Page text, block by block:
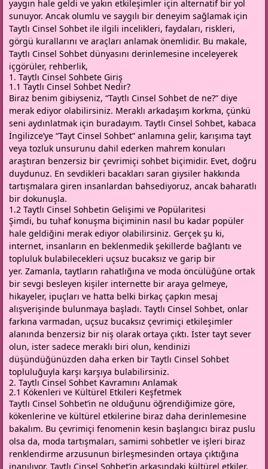
yaygın hale geldi ve yakın etkileşimler için alternatif bir yol
sunuyor. Ancak olumlu ve saygılı bir deneyim sağlamak için
Taytlı Cinsel Sohbet ile ilgili incelikleri, faydaları, riskleri,
görgü kurallarını ve araçları anlamak önemlidir. Bu makale,
Taytlı Cinsel Sohbet dünyasını derinlemesine inceleyerek
içgörüler, rehberlik,
1. Taytlı Cinsel Sohbete Giriş
1.1 Taytlı Cinsel Sohbet Nedir?
Biraz benim gibiyseniz, “Taytlı Cinsel Sohbet de ne?” diye
merak ediyor olabilirsiniz. Meraklı arkadaşım korkma, çünkü
seni aydınlatmak için buradayım. Taytlı Cinsel Sohbet, kabaca
İngilizce’ye “Tayt Cinsel Sohbet” anlamına gelir, karışıma tayt
veya tozluk unsurunu dahil ederken mahrem konuları
araştıran benzersiz bir çevrimiçi sohbet biçimidir. Evet, doğru
duydunuz. En sevdikleri bacakları saran giysiler hakkında
tartışmalara giren insanlardan bahsediyoruz, ancak baharatlı
bir dokunuşla.
1.2 Taytlı Cinsel Sohbetin Gelişimi ve Popülaritesi
Şimdi, bu tuhaf konuşma biçiminin nasıl bu kadar popüler
hale geldiğini merak ediyor olabilirsiniz. Gerçek şu ki,
internet, insanların en beklenmedik şekillerde bağlantı ve
topluluk bulabilecekleri uçsuz bucaksız ve garip bir
yer. Zamanla, taytların rahatlığına ve moda öncülüğüne ortak
bir sevgi besleyen kişiler internette bir araya gelmeye,
hikayeler, ipuçları ve hatta belki birkaç çapkın mesaj
alışverişinde bulunmaya başladı. Taytlı Cinsel Sohbet, onlar
farkına varmadan, uçsuz bucaksız çevrimiçi etkileşimler
alanında benzersiz bir niş olarak ortaya çıktı. İster tayt sever
olun, ister sadece meraklı biri olun, kendinizi
düşündüğünüzden daha erken bir Taytlı Cinsel Sohbet
topluluğuyla karşı karşıya bulabilirsiniz.
2. Taytlı Cinsel Sohbet Kavramını Anlamak
2.1 Kökenleri ve Kültürel Etkileri Keşfetmek
Taytlı Cinsel Sohbet’in ne olduğunu öğrendiğimize göre,
kökenlerine ve kültürel etkilerine biraz daha derinlemesine
bakalım. Bu çevrimiçi fenomenin kesin başlangıcı biraz puslu
olsa da, moda tartışmaları, samimi sohbetler ve işleri biraz
renklendirme arzusunun birleşmesinden ortaya çıktığına
inanılıyor. Taytlı Cinsel Sohbet’in arkasındaki kültürel etkiler,